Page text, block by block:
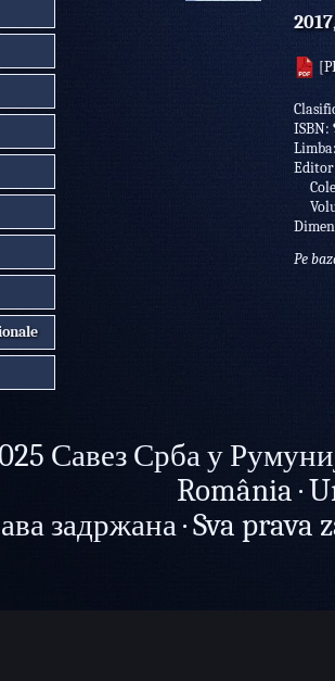
2017
ISBN:
Pe
Савез Срба у
România ·
задржана · Sva